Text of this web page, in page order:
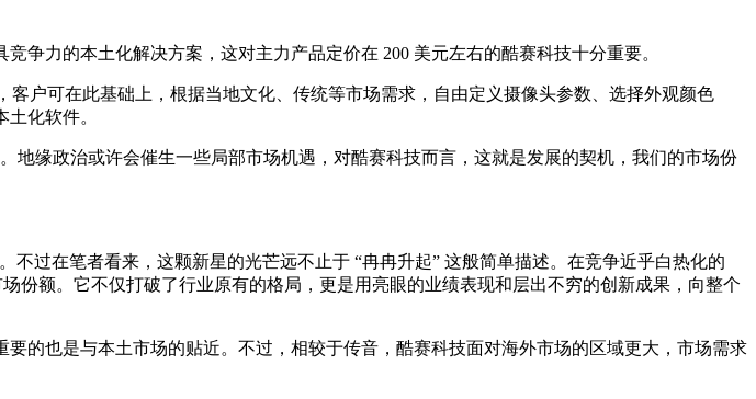
争力的本土化解决方案，这对主力产品定价在 200 美元左右的酷赛科技十分重要。
户可在此基础上，根据当地文化、传统等市场需求，自由定义摄像头参数、选择外观颜色
化软件。
缘政治或许会催生一些局部市场机遇，对酷赛科技而言，这就是发展的契机，我们的市场份
过在笔者看来，这颗新星的光芒远不止于 “冉冉升起” 这般简单描述。在竞争近乎白热化的
额。它不仅打破了行业原有的格局，更是用亮眼的业绩表现和层出不穷的创新成果，向整个
的也是与本土市场的贴近。不过，相较于传音，酷赛科技面对海外市场的区域更大，市场需求